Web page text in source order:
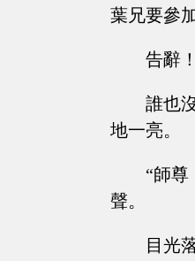
葉兄要參
告辭
誰也
地一亮。
“師
聲。
目光